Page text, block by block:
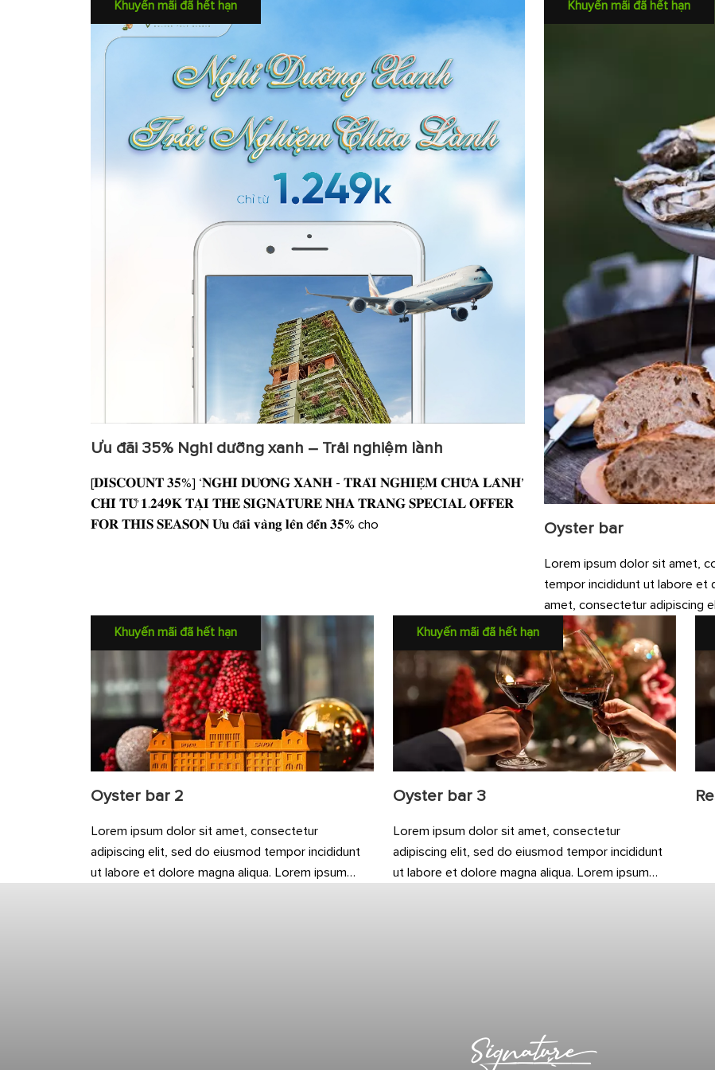
Khuyến mãi đã hết hạn
Ưu đãi 35% Nghỉ dưỡng xanh – Trải nghiệm lành
[𝐃𝐈𝐒𝐂𝐎𝐔𝐍𝐓 𝟑𝟓%] ‘𝐍𝐆𝐇𝐈̉ 𝐃𝐔̛𝐎̛̃𝐍𝐆 𝐗𝐀𝐍𝐇 - 𝐓𝐑𝐀̉𝐈 𝐍𝐆𝐇𝐈𝐄̣̂𝐌 𝐂𝐇𝐔̛̃𝐀 𝐋𝐀̀𝐍𝐇’
𝐂𝐇𝐈̉ 𝐓𝐔̛̀ 𝟏.𝟐𝟒𝟗𝐊 𝐓𝐀̣𝐈 𝐓𝐇𝐄 𝐒𝐈𝐆𝐍𝐀𝐓𝐔𝐑𝐄 𝐍𝐇𝐀 𝐓𝐑𝐀𝐍𝐆 𝐒𝐏𝐄𝐂𝐈𝐀𝐋 𝐎𝐅𝐅𝐄𝐑
𝐅𝐎𝐑 𝐓𝐇𝐈𝐒 𝐒𝐄𝐀𝐒𝐎𝐍 𝐔̛𝐮 đ𝐚̃𝐢 𝐯𝐚̀𝐧𝐠 𝐥𝐞̂𝐧 đ𝐞̂́𝐧 𝟑𝟓% cho
Khuyến mãi đã hết hạn
Oyster bar
Lorem ipsum dolor sit amet,
tempor incididunt ut labore et
amet, consectetur adipiscing
Khuyến mãi đã hết hạn
Oyster bar 2
Lorem ipsum dolor sit amet, consectetur
adipiscing elit, sed do eiusmod tempor incididunt
ut labore et dolore magna aliqua. Lorem ipsum
Khuyến mãi đã hết hạn
Oyster bar 3
Lorem ipsum dolor sit amet, consectetur
adipiscing elit, sed do eiusmod tempor incididunt
ut labore et dolore magna aliqua. Lorem ipsum